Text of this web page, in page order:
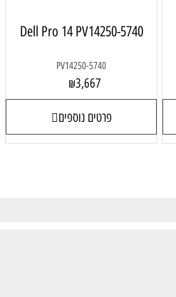
Dell Pro 14 PV14250-5740
PV14250-5740
₪3,667
פרטים נוספים